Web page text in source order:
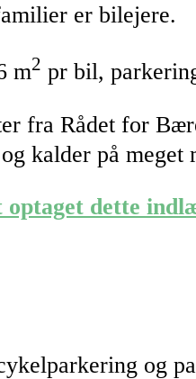
er bilejere.
m2 pr bil,
fra Rådet for
kalder på meget
dette
og